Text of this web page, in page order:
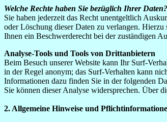
Welche Rechte haben Sie bezüglich Ihrer Daten?
Sie haben jederzeit das Recht unentgeltlich
oder Löschung dieser Daten zu verlangen.
Ihnen ein Beschwerderecht bei der zuständigen
Analyse-Tools und Tools von Drittanbietern
Beim Besuch unserer Website kann Ihr Surf-
in der Regel anonym; das Surf-Verhalten kann
Informationen dazu finden Sie in der folgenden
Sie können dieser Analyse widersprechen. Über
2. Allgemeine Hinweise und